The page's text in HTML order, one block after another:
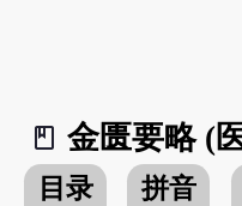
book_2
金匮要略 (
目录 拼音